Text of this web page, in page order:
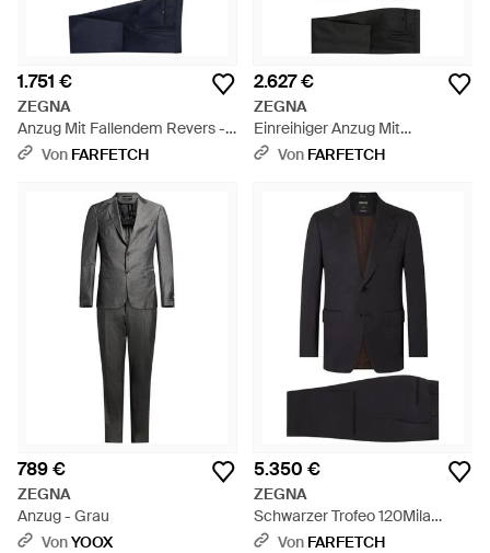
1.751 €
ZEGNA
Anzug Mit Fallendem Revers -
BlauVon FARFETCH
2.627 €
ZEGNA
Einreihiger Anzug Mit
Fallendem Revers - Schwarz
Von FARFETCH
789 €
ZEGNA
Anzug - Grau
VonYOOX
5.350 €
ZEGNA
Schwarzer Trofeo 120Mila
Wollanzug - Schwarz
Von FARFETCH